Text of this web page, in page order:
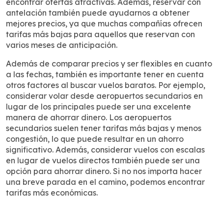
encontrar ofertas atractivas. Además, reservar con
antelación también puede ayudarnos a obtener
mejores precios, ya que muchas compañías ofrecen
tarifas más bajas para aquellos que reservan con
varios meses de anticipación.
Además de comparar precios y ser flexibles en cuanto
a las fechas, también es importante tener en cuenta
otros factores al buscar vuelos baratos. Por ejemplo,
considerar volar desde aeropuertos secundarios en
lugar de los principales puede ser una excelente
manera de ahorrar dinero. Los aeropuertos
secundarios suelen tener tarifas más bajas y menos
congestión, lo que puede resultar en un ahorro
significativo. Además, considerar vuelos con escalas
en lugar de vuelos directos también puede ser una
opción para ahorrar dinero. Si no nos importa hacer
una breve parada en el camino, podemos encontrar
tarifas más económicas.